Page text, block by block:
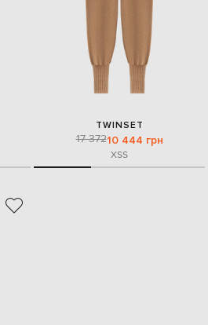
TWINSET
17 37210 444 грн
XSS